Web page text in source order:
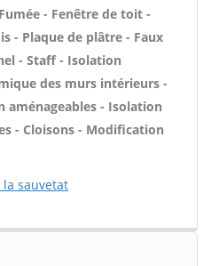
- Fenêtre de toit -
- Plaque de plâtre - Faux
- Staff - Isolation
des murs intérieurs -
aménageables - Isolation
- Cloisons - Modification
la sauvetat